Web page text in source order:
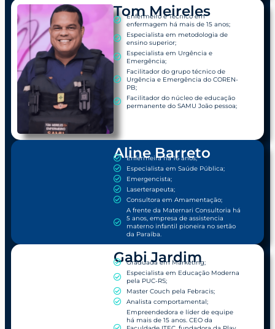
Tom Meireles
Enfermeiro e Técnico em
enfermagem há mais de 15 anos;
Especialista em metodologia de
ensino superior;
Especialista em Urgência e
Emergência;
Facilitador do grupo técnico de
Urgência e Emergência do COREN-
PB;
Facilitador do núcleo de educação
permanente do SAMU João pessoa;
Aline Barreto
Enfermeira há 16 anos;
Especialista em Saúde Pública;
Emergencista;
Laserterapeuta;
Consultora em Amamentação;
A frente da Maternari Consultoria há
5 anos, empresa de assistencia
materno infantil pioneira no sertão
da Paraíba.
Gabi Jardim
Graduada em Marketing;
Especialista em Educação Moderna
pela PUC-RS;
Master Couch pela Febracis;
Analista comportamental;
Empreendedora e líder de equipe
há mais de 15 anos. CEO da